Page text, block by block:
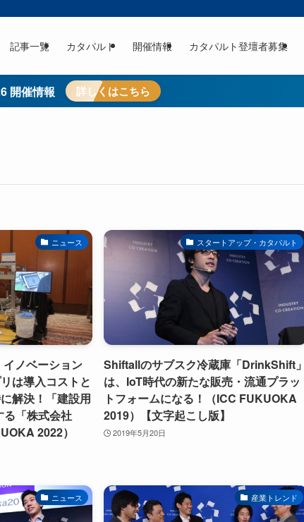
記事一覧 カタパルト 開催情報 カタパルト登壇者募集
開催情報 詳しくはこちら
ニュース
イノベーション
は導入コストと
解決！「建設用
「株式会社
2022）
スタートアップ・カタパルト
Shiftallのサブスク冷蔵庫「DrinkShift」
は、IoT時代の新たな販売・流通プラッ
トフォームになる！（ICC FUKUOKA
2019）【文字起こし版】
2019年5月20日
ニュース 産業トレンド